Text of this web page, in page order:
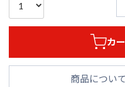
カ
商品につい